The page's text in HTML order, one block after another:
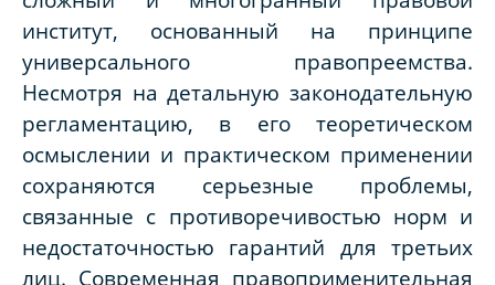
институт, основанный на принципе
универсального правопреемства.
Несмотря на детальную законодательную
регламентацию, в его теоретическом
осмыслении и практическом применении
сохраняются серьезные проблемы,
связанные с противоречивостью норм и
недостаточностью гарантий для третьих
лиц. Современная правоприменительная